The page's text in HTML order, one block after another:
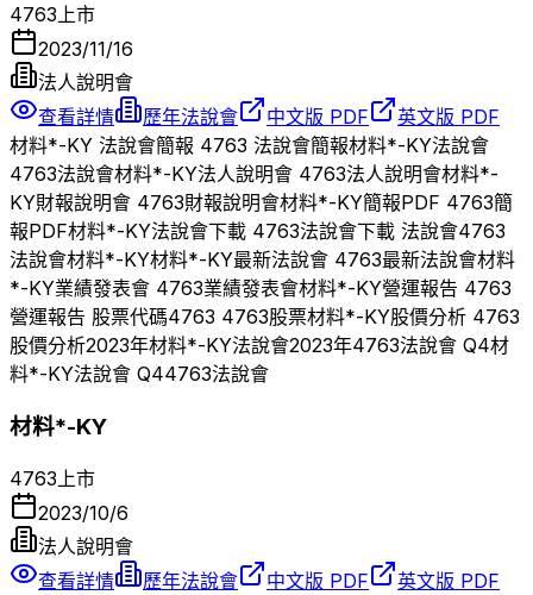
4763 上市
2023/11/16
法人說明會
查看詳情
歷年法說會 中文版 PDF
英文版 PDF
材料*-KY 法說會簡報 4763 法說會簡報材料*-KY法說會
4763法說會材料*-KY法人說明會 4763法人說明會材料*-
KY財報說明會 4763財報說明會材料*-KY簡報PDF 4763簡
報PDF材料*-KY法說會下載 4763法說會下載 法說會4763
法說會材料*-KY材料*-KY最新法說會 4763最新法說會材料
*-KY業績發表會 4763業績發表會材料*-KY營運報告 4763
營運報告 股票代碼4763 4763股票材料*-KY股價分析 4763
股價分析2023年材料*-KY法說會2023年4763法說會 Q4材
料*-KY法說會 Q44763法說會
材料*-KY
4763上市
2023/10/6
法人說明會
查看詳情
歷年法說會 中文版 PDF
英文版 PDF